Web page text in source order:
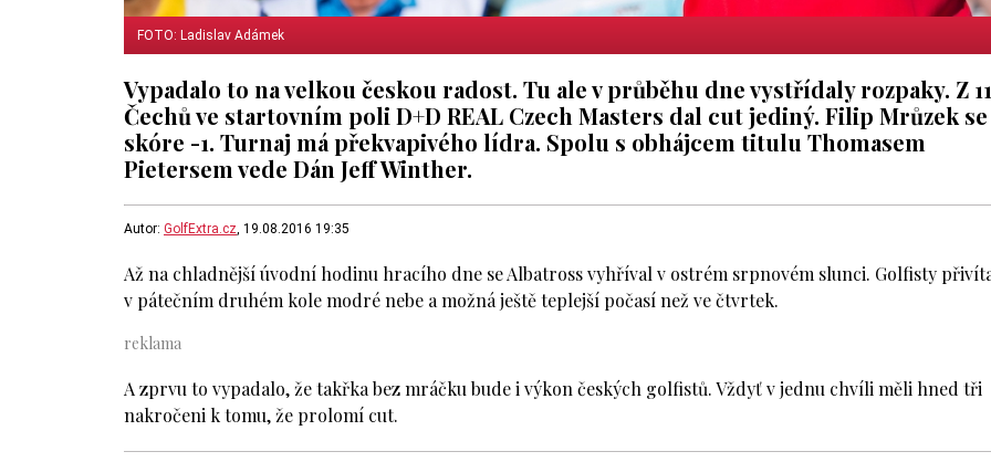
FOTO: Ladislav Adámek
Vypadalo to na velkou českou radost. Tu ale v průběhu dne vystřídaly rozpaky. Z 11
Čechů ve startovním poli D+D REAL Czech Masters dal cut jediný. Filip Mrůzek se
skóre -1. Turnaj má překvapivého lídra. Spolu s obhájcem titulu Thomasem
Pietersem vede Dán Jeff Winther.
Autor: GolfExtra.cz, 19.08.2016 19:35
Až na chladnější úvodní hodinu hracího dne se Albatross vyhříval v ostrém srpnovém slunci. Golfisty
v pátečním druhém kole modré nebe a možná ještě teplejší počasí než ve čtvrtek.
A zprvu to vypadalo, že takřka bez mráčku bude i výkon českých golfistů. Vždyť v jednu chvíli měli hned tři
nakročeni k tomu, že prolomí cut.